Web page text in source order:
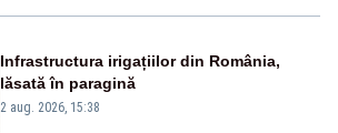
Infrastructura irigațiilor din România,
lăsată în paragină
2 aug. 2026, 15:38